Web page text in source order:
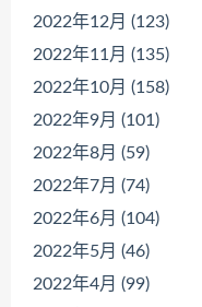
2022年12月 (123)
2022年11月 (135)
2022年10月 (158)
2022年9月 (101)
2022年8月 (59)
2022年7月 (74)
2022年6月 (104)
2022年5月 (46)
2022年4月 (99)